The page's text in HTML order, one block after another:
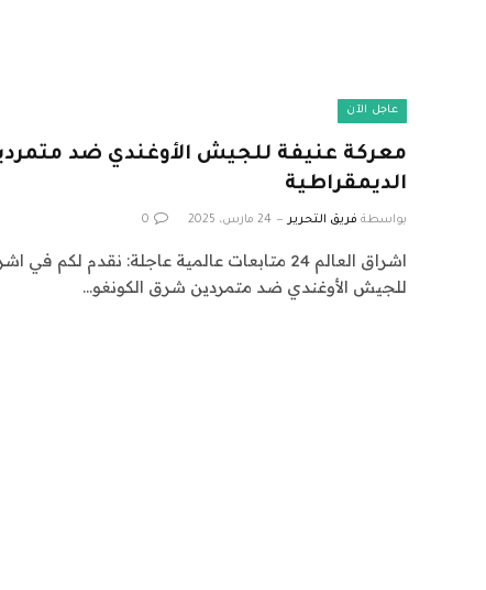
عاجل الآن
معركة عنيفة للجيش الأوغندي ضد
الديمقراطية
بواسطة فريق التحرير 24 مارس، 2025 0
للجيش الأوغندي ضد متمردين شرق الكونغو…